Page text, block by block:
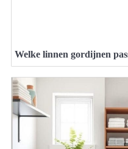
Welke linnen gordijnen